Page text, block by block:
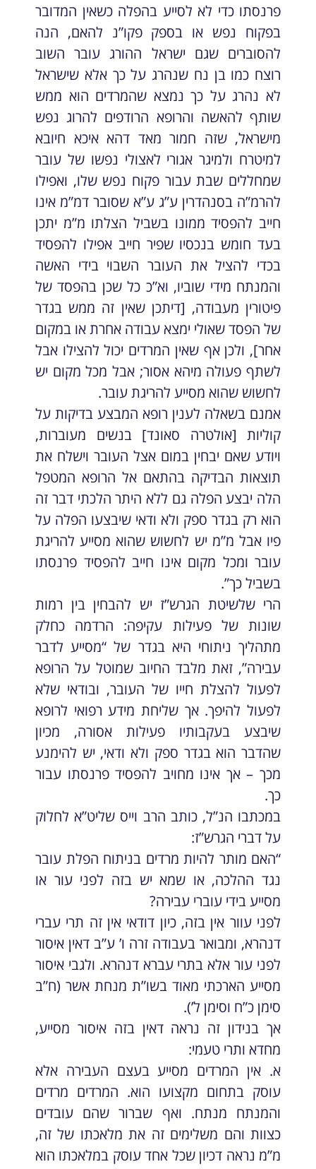
פרנסתו כדי לא לסייע בהפלה כשאין המדובר
בפקוח נפש או בספק פקו”נ להאם, הנה
להסוברים שגם ישראל ההורג עובר השוב
רוצח כמו בן נח שנהרג על כך אלא שישראל
לא נהרג על כך נמצא שהמרדים הוא ממש
שותף להאשה והרופא הרודפים להרוג נפש
מישראל, שזה חמור מאד דהא איכא חיובא
למיטרח ולמיגר אגורי לאצולי נפשו של עובר
שמחללים שבת עבור פקוח נפש שלו, ואפילו
להרמ”ה בסנהדרין ע”ג ע”א שסובר דמ”מ אינו
חייב להפסיד ממונו בשביל הצלתו מ”מ יתכן
בעד חומש בנכסיו שפיר חייב אפילו להפסיד
בכדי להציל את העובר השבוי בידי האשה
והמנתח מידי שוביו, וא”כ כל שכן בהפסד של
פיטורין מעבודה, [דיתכן שאין זה ממש בגדר
של הפסד שאולי ימצא עבודה אחרת או במקום
אחר], ולכן אף שאין המרדים יכול להצילו אבל
לשתף פעולה מיהא אסור; אבל מכל מקום יש
לחשוש שהוא מסייע להריגת עובר.
אמנם בשאלה לענין רופא המבצע בדיקות על
קוליות [אולטרה סאונד] בנשים מעוברות,
ויודע שאם יבחין במום אצל העובר וישלח את
תוצאות הבדיקה בהתאם אל הרופא המטפל
הלה יבצע הפלה גם ללא היתר הלכתי דבר זה
הוא רק בגדר ספק ולא ודאי שיבצעו הפלה על
פיו אבל מ”מ יש לחשוש שהוא מסייע להריגת
עובר ומכל מקום אינו חייב להפסיד פרנסתו
בשביל כך”.
הרי שלשיטת הגרש”ז יש להבחין בין רמות
שונות של פעילות עקיפה: הרדמה כחלק
מתהליך ניתוחי היא בגדר של “מסייע לדבר
עבירה”, זאת מלבד החיוב שמוטל על הרופא
לפעול להצלת חייו של העובר, ובודאי שלא
לפעול להיפך. אך שליחת מידע רפואי לרופא
שיבצע בעקבותיו פעילות אסורה, מכיון
שהדבר הוא בגדר ספק ולא ודאי, יש להימנע
מכך – אך אינו מחויב להפסיד פרנסתו עבור
כך.
במכתבו הנ”ל, כותב הרב וייס שליט”א לחלוק
על דברי הגרש”ז:
“האם מותר להיות מרדים בניתוח הפלת עובר
נגד ההלכה, או שמא יש בזה לפני עור או
מסייע בידי עוברי עבירה?
לפני עוור אין בזה, כיון דודאי אין זה תרי עברי
דנהרא, ומבואר בעבודה זרה ו’ ע”ב דאין איסור
לפני עור אלא בתרי עברא דנהרא. ולגבי איסור
מסייע הארכתי מאוד בשו”ת מנחת אשר (ח”ב
סימן כ”ח וסימן ל’).
אך בנידון זה נראה דאין בזה איסור מסייע,
מחדא ותרי טעמי:
א. אין המרדים מסייע בעצם העבירה אלא
עוסק בתחום מקצועו הוא. המרדים מרדים
והמנתח מנתח. ואף שברור שהם עובדים
כצוות והם משלימים זה את מלאכתו של זה,
מ”מ נראה דכיון שכל אחד עוסק במלאכתו הוא